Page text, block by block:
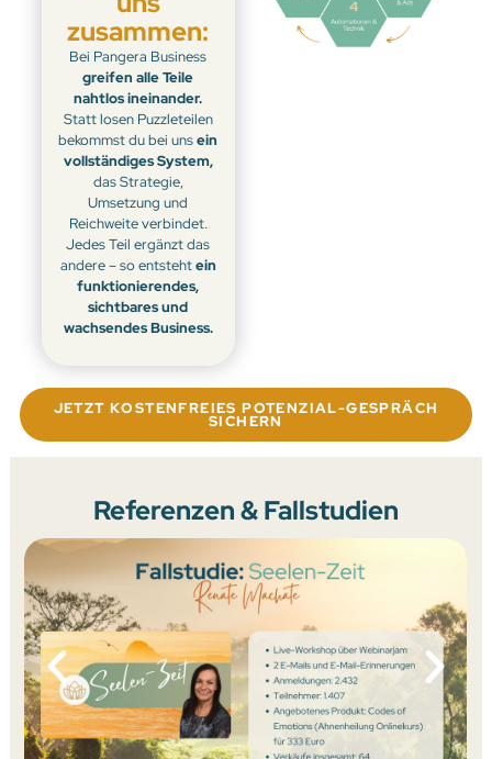
zusammen:
Bei Pangera Business
greifen alle Teile
nahtlos ineinander.
Statt losen Puzzleteilen
bekommst du bei unsein
vollständiges System,
das Strategie,
Umsetzung und
Reichweite verbindet.
Jedes Teil ergänzt das
andere – so entstehtein
funktionierendes,
sichtbares und
wachsendes Business.
JETZT KOSTENFREIES POTENZIAL-GESPRÄCH
SICHERN
Referenzen & Fallstudien